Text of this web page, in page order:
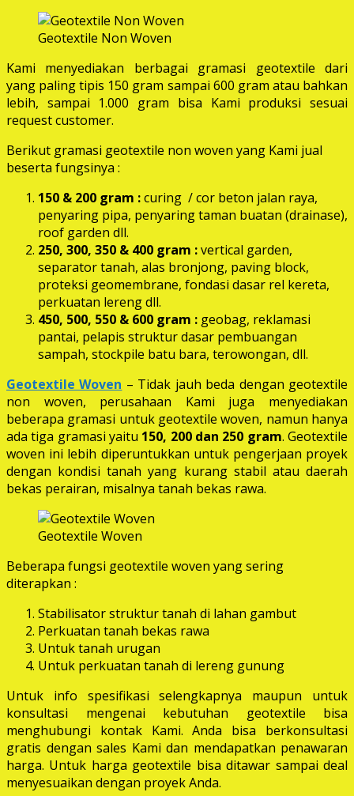
Geotextile Non Woven
Kami menyediakan berbagai gramasi geotextile dari
yang paling tipis 150 gram sampai 600 gram atau bahkan
lebih, sampai 1.000 gram bisa Kami produksi sesuai
request customer.
Berikut gramasi geotextile non woven yang Kami jual
beserta fungsinya :
150 & 200 gram :curing / cor beton jalan raya,
penyaring pipa, penyaring taman buatan (drainase),
roof garden dll.
250, 300, 350 & 400 gram :vertical garden,
separator tanah, alas bronjong, paving block,
proteksi geomembrane, fondasi dasar rel kereta,
perkuatan lereng dll.
450, 500, 550 & 600 gram : geobag, reklamasi
pantai, pelapis struktur dasar pembuangan
sampah, stockpile batu bara, terowongan, dll.
Geotextile Woven – Tidak jauh beda dengan geotextile
non woven, perusahaan Kami juga menyediakan
beberapa gramasi untuk geotextile woven, namun hanya
ada tiga gramasi yaitu 150, 200 dan 250 gram. Geotextile
woven ini lebih diperuntukkan untuk pengerjaan proyek
dengan kondisi tanah yang kurang stabil atau daerah
bekas perairan, misalnya tanah bekas rawa.
Geotextile Woven
Beberapa fungsi geotextile woven yang sering
diterapkan :
Stabilisator struktur tanah di lahan gambut
Perkuatan tanah bekas rawa
Untuk tanah urugan
Untuk perkuatan tanah di lereng gunung
Untuk info spesifikasi selengkapnya maupun untuk
konsultasi mengenai kebutuhan geotextile bisa
menghubungi kontak Kami. Anda bisa berkonsultasi
gratis dengan sales Kami dan mendapatkan penawaran
harga. Untuk harga geotextile bisa ditawar sampai deal
menyesuaikan dengan proyek Anda.